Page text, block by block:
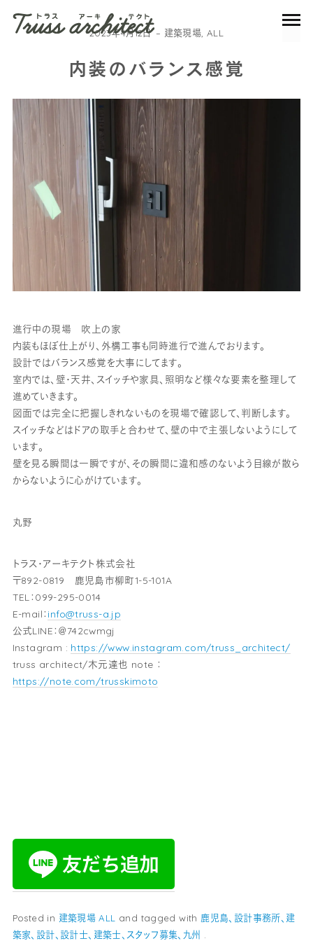
2023年4月12日 建築現場, ALL
内装のバランス感覚
進行中の現場 吹上の家
内装もほぼ仕上がり、外構工事も同時進行で進んでおります。
設計ではバランス感覚を大事にしてます。
室内では、壁・天井、スイッチや家具、照明など様々な要素を整理して
進めていきます。
図面では完全に把握しきれないものを現場で確認して、判断します。
スイッチなどはドアの取手と合わせて、壁の中で主張しないようにして
います。
壁を見る瞬間は一瞬ですが、その瞬間に違和感のないよう目線が散ら
からないように心がけています。
丸野
トラス・アーキテクト株式会社
〒892-0819 鹿児島市柳町1-5-101A
TEL：099-295-0014
E-mail： info@truss-a.jp
公式LINE：＠742cwmgj
Instagram : https://www.instagram.com/truss_architect/
truss architect/木元達也 note ：
https://note.com/trusskimoto
Posted in 建築現場 ALL and tagged with 鹿児島、設計事務所、建
築家、設計、設計士、建築士、スタッフ募集、九州